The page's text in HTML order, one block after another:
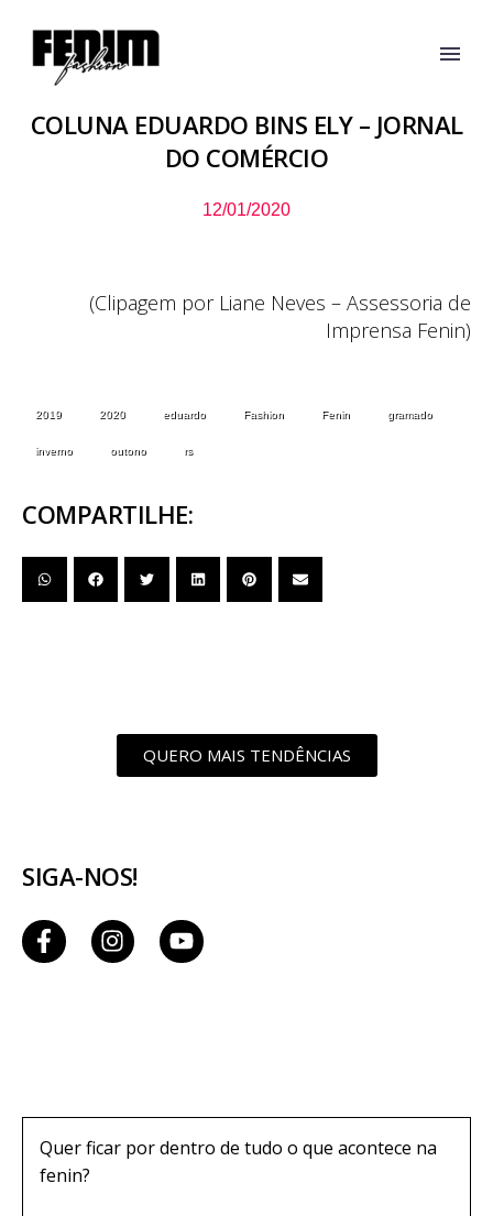
COLUNA EDUARDO BINS ELY – JORNAL
DO COMÉRCIO
12/01/2020
(Clipagem por Liane Neves – Assessoria de
Imprensa Fenin)
2019 2020 eduardo Fashion Fenin gramado
inverno outono rs
COMPARTILHE:
QUERO MAIS TENDÊNCIAS
SIGA-NOS!
Quer ficar por dentro de tudo o que acontece na
fenin?